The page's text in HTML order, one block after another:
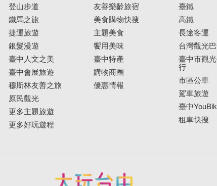
登山步道
鐵馬之旅
捷運旅遊
銀髮漫遊
臺中人文之美
臺中會展旅遊
穆斯林友善之旅
原民觀光
更多主題旅遊
更多好玩遊程
友善樂齡旅宿
美食購物快搜
主題美食
饗用美味
臺中特產
購物商圈
優惠情報
臺鐵
高鐵
長途客運
台灣觀光
臺中市觀
行
市區公車
駕車旅遊
臺中
租車快搜